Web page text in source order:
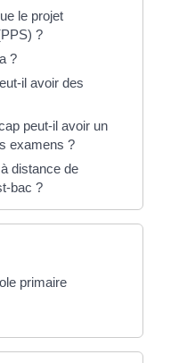
le projet
?
?
il avoir des
peut-il avoir un
examens ?
distance de
bac ?
primaire